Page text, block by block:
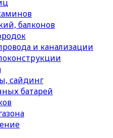
балконов
и канализации
сайдинг
батарей